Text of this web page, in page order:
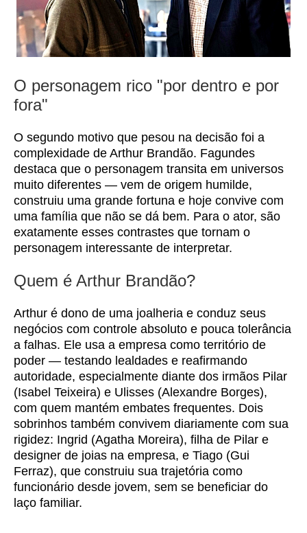
O personagem rico "por dentro e por
fora"
O segundo motivo que pesou na decisão foi a
complexidade de Arthur Brandão. Fagundes
destaca que o personagem transita em universos
muito diferentes — vem de origem humilde,
construiu uma grande fortuna e hoje convive com
uma família que não se dá bem. Para o ator, são
exatamente esses contrastes que tornam o
personagem interessante de interpretar.
Quem é Arthur Brandão?
Arthur é dono de uma joalheria e conduz seus
negócios com controle absoluto e pouca tolerância
a falhas. Ele usa a empresa como território de
poder — testando lealdades e reafirmando
autoridade, especialmente diante dos irmãos Pilar
(Isabel Teixeira) e Ulisses (Alexandre Borges),
com quem mantém embates frequentes. Dois
sobrinhos também convivem diariamente com sua
rigidez: Ingrid (Agatha Moreira), filha de Pilar e
designer de joias na empresa, e Tiago (Gui
Ferraz), que construiu sua trajetória como
funcionário desde jovem, sem se beneficiar do
laço familiar.